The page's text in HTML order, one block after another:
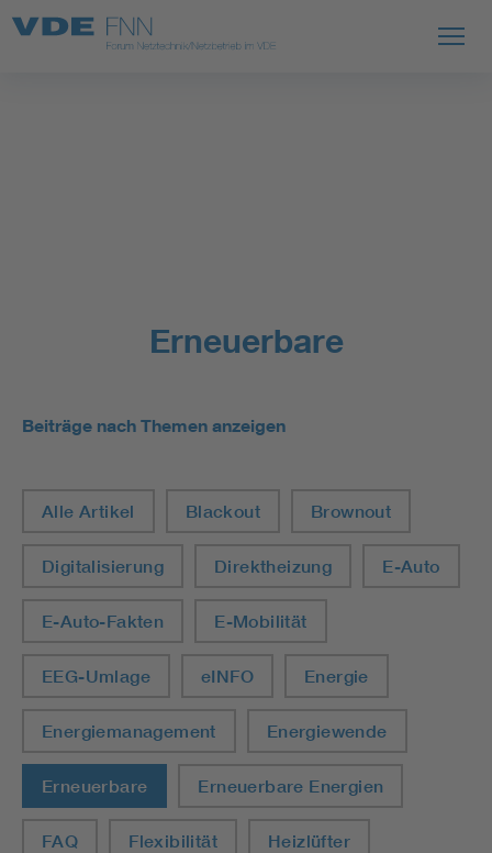
Erneuerbare
Beiträge nach Themen anzeigen
Alle Artikel Blackout Brownout
Digitalisierung Direktheizung E-Auto
E-Auto-Fakten E-Mobilität
EEG-Umlage eINFO Energie
Energiemanagement Energiewende
Erneuerbare Erneuerbare Energien
FAQ Flexibilität Heizlüfter